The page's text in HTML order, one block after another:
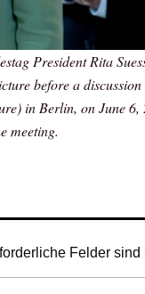
President Rita
before a
in Berlin, on June
meeting.
Felder sind